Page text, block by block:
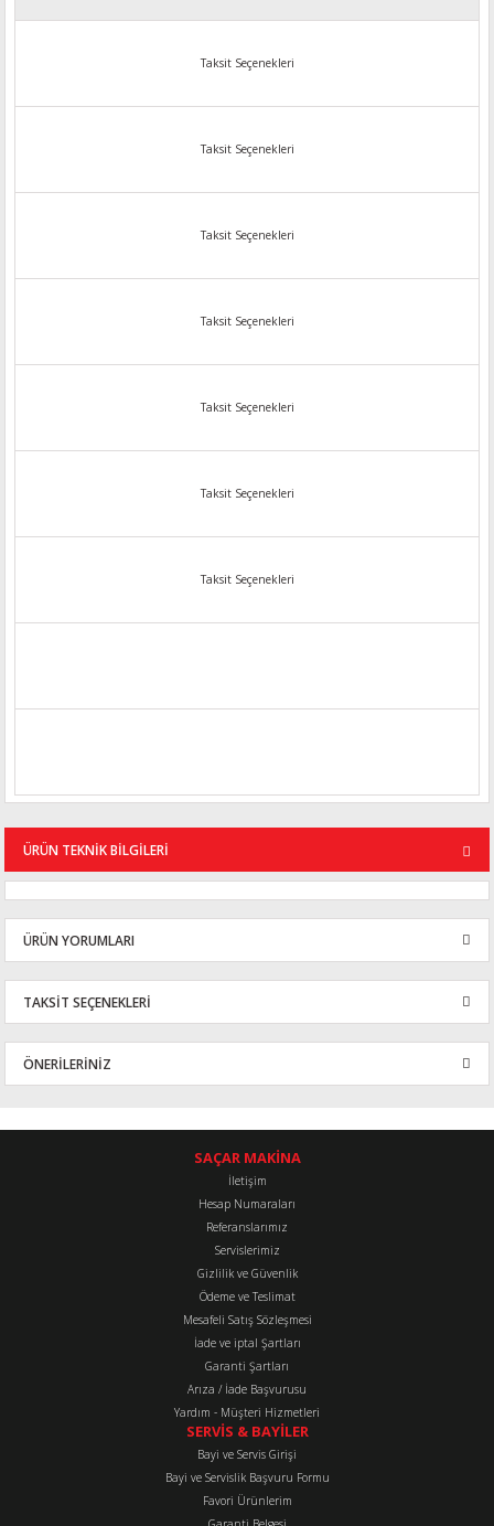
Taksit Seçenekleri
Taksit Seçenekleri
Taksit Seçenekleri
Taksit Seçenekleri
Taksit Seçenekleri
Taksit Seçenekleri
Taksit Seçenekleri
ÜRÜN TEKNİK BİLGİLERİ
ÜRÜN YORUMLARI
Bu ürüne ilk yorumu siz yapın!
TAKSİT SEÇENEKLERİ
ÖNERİLERİNİZ
konularda yetersiz gördüğünüz noktaları öneri formunu kullanarak
Görüş ve önerileriniz için teşekkür ederiz.
Ürün resmi kalitesiz, bozuk veya görüntülenemiyor.
Ürün bilgilerinde hatalar bulunuyor.
Ürün fiyatı diğer sitelerden daha pahalı.
Bu ürüne benzer farklı alternatifler olmalı.
Gönder
SAÇAR MAKİNA
İletişim
Hesap Numaraları
Referanslarımız
Servislerimiz
Gizlilik ve Güvenlik
Ödeme ve Teslimat
Mesafeli Satış Sözleşmesi
İade ve iptal Şartları
Garanti Şartları
Arıza / İade Başvurusu
Yardım - Müşteri Hizmetleri
SERVİS & BAYİLER
Bayi ve Servis Girişi
Bayi ve Servislik Başvuru Formu
Favori Ürünlerim